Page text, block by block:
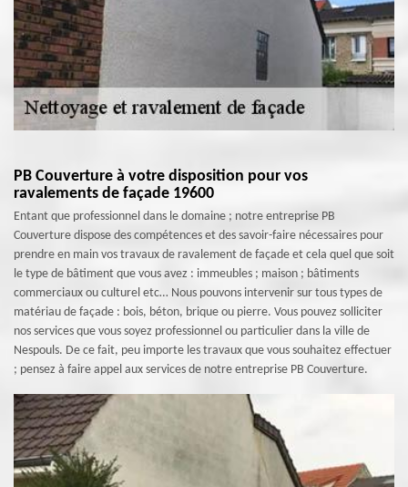
PB Couverture à votre disposition pour vos
ravalements de façade 19600
Entant que professionnel dans le domaine ; notre entreprise PB
Couverture dispose des compétences et des savoir-faire nécessaires pour
prendre en main vos travaux de ravalement de façade et cela quel que soit
le type de bâtiment que vous avez : immeubles ; maison ; bâtiments
commerciaux ou culturel etc… Nous pouvons intervenir sur tous types de
matériau de façade : bois, béton, brique ou pierre. Vous pouvez solliciter
nos services que vous soyez professionnel ou particulier dans la ville de
Nespouls. De ce fait, peu importe les travaux que vous souhaitez effectuer
; pensez à faire appel aux services de notre entreprise PB Couverture.